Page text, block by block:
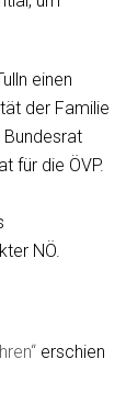
einen
der Familie
für die ÖVP.
NÖ.
erschien